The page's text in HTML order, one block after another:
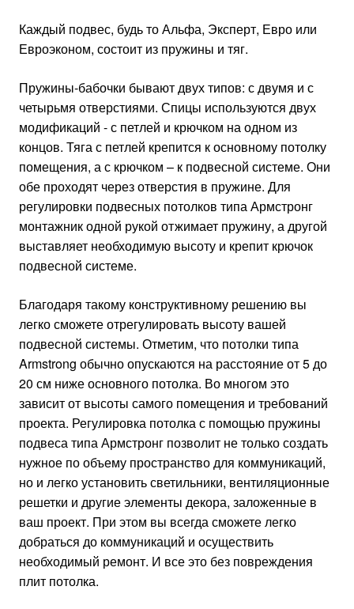
Каждый подвес, будь то Альфа, Эксперт, Евро или
Евроэконом, состоит из пружины и тяг.
Пружины-бабочки бывают двух типов: с двумя и с
четырьмя отверстиями. Спицы используются двух
модификаций - с петлей и крючком на одном из
концов. Тяга с петлей крепится к основному потолку
помещения, а с крючком – к подвесной системе. Они
обе проходят через отверстия в пружине. Для
регулировки подвесных потолков типа Армстронг
монтажник одной рукой отжимает пружину, а другой
выставляет необходимую высоту и крепит крючок
подвесной системе.
Благодаря такому конструктивному решению вы
легко сможете отрегулировать высоту вашей
подвесной системы. Отметим, что потолки типа
Armstrong обычно опускаются на расстояние от 5 до
20 см ниже основного потолка. Во многом это
зависит от высоты самого помещения и требований
проекта. Регулировка потолка с помощью пружины
подвеса типа Армстронг позволит не только создать
нужное по объему пространство для коммуникаций,
но и легко установить светильники, вентиляционные
решетки и другие элементы декора, заложенные в
ваш проект. При этом вы всегда сможете легко
добраться до коммуникаций и осуществить
необходимый ремонт. И все это без повреждения
плит потолка.